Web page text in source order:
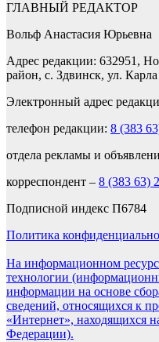
ГЛАВНЫЙ РЕДАКТОР
Вольф Анастасия Юрьевна
Адрес редакции: 632951,
район, с. Здвинск, ул.
Электронный адрес
телефон редакции: 8 (383
отдела рекламы и
корреспондент – 8 (383 63)
Подписной индекс П6784
Политика
На информационном
технологии
информации на основе
сведений, относящихся к
«Интернет», находящихся
Федерации).